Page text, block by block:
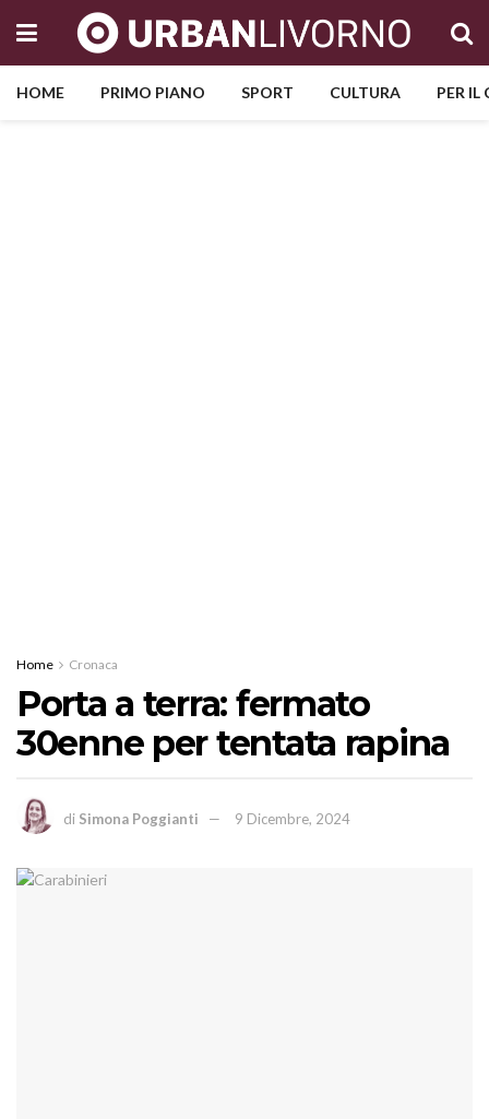
HOME PRIMO PIANO SPORT CULTURA PER
Home Cronaca
Porta a terra: fermato
30enne per tentata rapina
di Simona Poggianti 9 Dicembre, 2024